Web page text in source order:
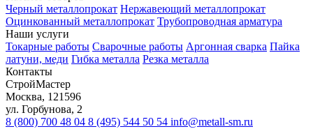
Черный металлопрокат Нержавеющий металлопрокат
Оцинкованный металлопрокат Трубопроводная арматура
Наши услуги
Токарные работы Сварочные работы Аргонная сварка Пайка
латуни, меди Гибка металла Резка металла
Контакты
СтройМастер
Москва, 121596
ул. Горбунова, 2
8 (800) 700 48 04 8 (495) 544 50 54 info@metall-sm.ru